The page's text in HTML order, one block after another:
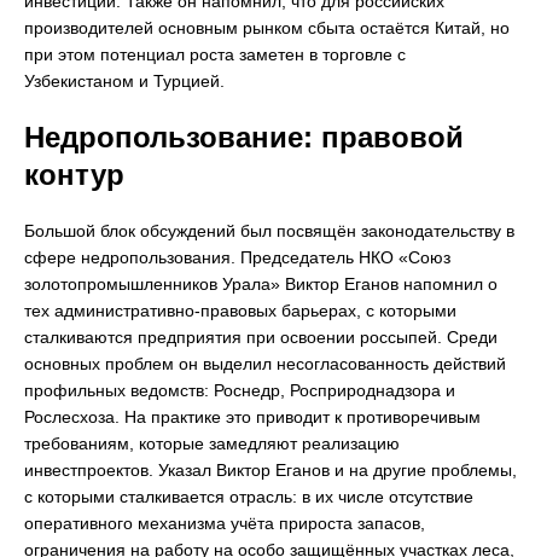
производителей основным рынком сбыта остаётся Китай, но
при этом потенциал роста заметен в торговле с
Узбекистаном и Турцией.
Недропользование: правовой
контур
Большой блок обсуждений был посвящён законодательству в
сфере недропользования. Председатель НКО «Союз
золотопромышленников Урала» Виктор Еганов напомнил о
тех административно-правовых барьерах, с которыми
сталкиваются предприятия при освоении россыпей. Среди
основных проблем он выделил несогласованность действий
профильных ведомств: Роснедр, Росприроднадзора и
Рослесхоза. На практике это приводит к противоречивым
требованиям, которые замедляют реализацию
инвестпроектов. Указал Виктор Еганов и на другие проблемы,
с которыми сталкивается отрасль: в их числе отсутствие
оперативного механизма учёта прироста запасов,
ограничения на работу на особо защищённых участках леса,